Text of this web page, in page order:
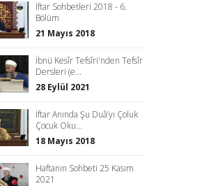
İftar Sohbetleri 2018 - 6.
Bölüm
21 Mayıs 2018
İbnü Kesîr Tefsîri'nden Tefsîr
Dersleri (e...
28 Eylül 2021
İftar Anında Şu Duâ’yı Çoluk
Çocuk Oku...
18 Mayıs 2018
Haftanın Sohbeti 25 Kasım
2021